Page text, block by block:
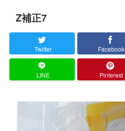
Z補正7
Twitter Facebook
LINE Pinterest